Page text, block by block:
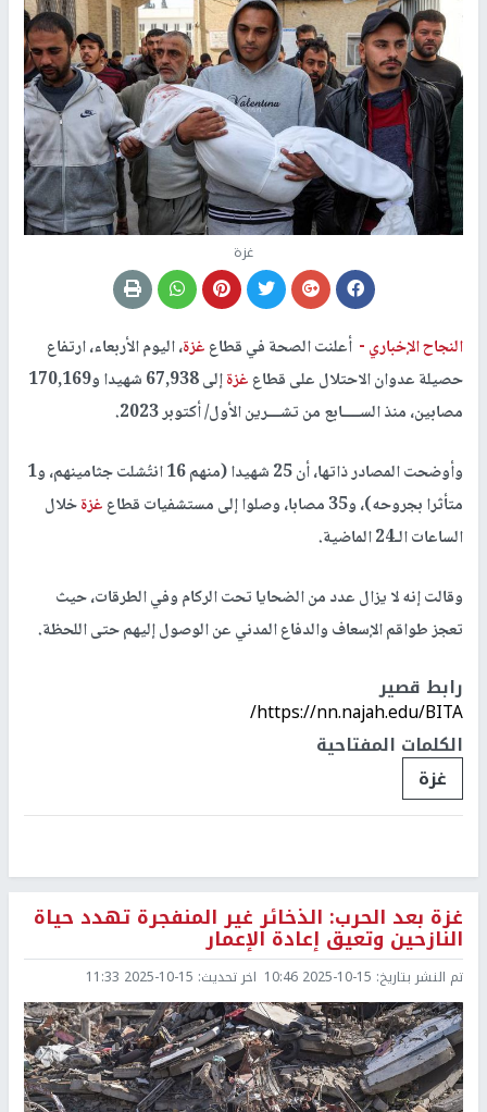
غزة
النجاح الإخباري - أعلنت الصحة في قطاعغزة، اليوم الأربعاء، ارتفاع
حصيلة عدوان الاحتلال على قطاعغزة
إلى 67,938 شهيدا و170,169
مصابين، منذ الســــابع من تشـــرين الأول/ أكتوبر 2023.
وأوضحت المصادر ذاتها، أن 25 شهيدا (منهم 16 انتُشلت جثامينهم، و1
متأثرا بجروحه)، و35 مصابا، وصلوا إلى مستشفيات قطاع
غزةخلال
الساعات الـ24 الماضية.
وقالت إنه لا يزال عدد من الضحايا تحت الركام وفي الطرقات، حيث
تعجز طواقم الإسعاف والدفاع المدني عن الوصول إليهم حتى اللحظة.
رابط قصير
https://nn.najah.edu/BITA/
الكلمات المفتاحية
غزة
غزة بعد الحرب: الذخائر غير المنفجرة تهدد حياة
النازحين وتعيق إعادة الإعمار
تم النشر بتاريخ: 2025-10-15 10:46 اخر تحديث: 2025-10-15 11:33